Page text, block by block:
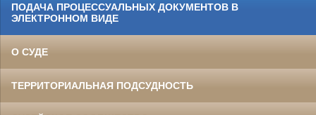
ПОДАЧА ПРОЦЕССУАЛЬНЫХ ДОКУМЕНТОВ В
ЭЛЕКТРОННОМ ВИДЕ
О СУДЕ
ТЕРРИТОРИАЛЬНАЯ ПОДСУДНОСТЬ